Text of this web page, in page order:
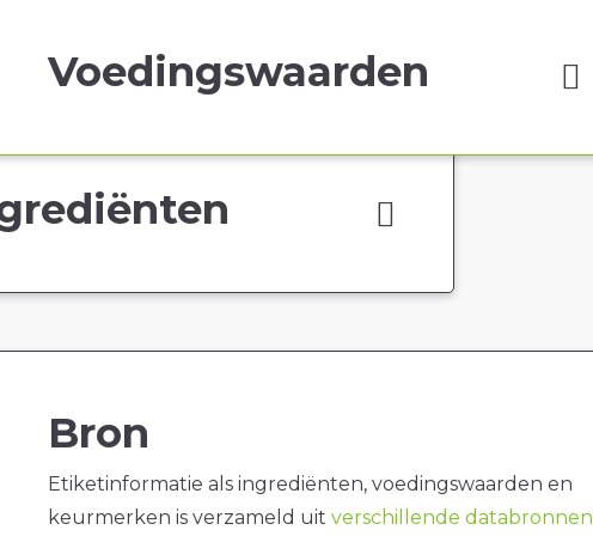
Voedingswaarden
Bron
Etiketinformatie als ingrediënten, voedingswaarden en
keurmerken is verzameld uit verschillende databronnen